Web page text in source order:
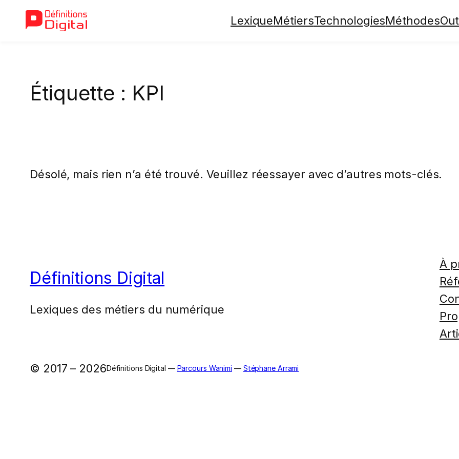
contenu
LexiqueMétiersTechnologiesMéthodes
Étiquette : KPI
Désolé, mais rien n’a été trouvé. Veuillez réessayer avec d’autres mots-clés.
Définitions Digital
Lexiques des métiers du numérique
À
© 2017 – 2026Définitions Digital — Parcours Wanimi — Stéphane Arrami